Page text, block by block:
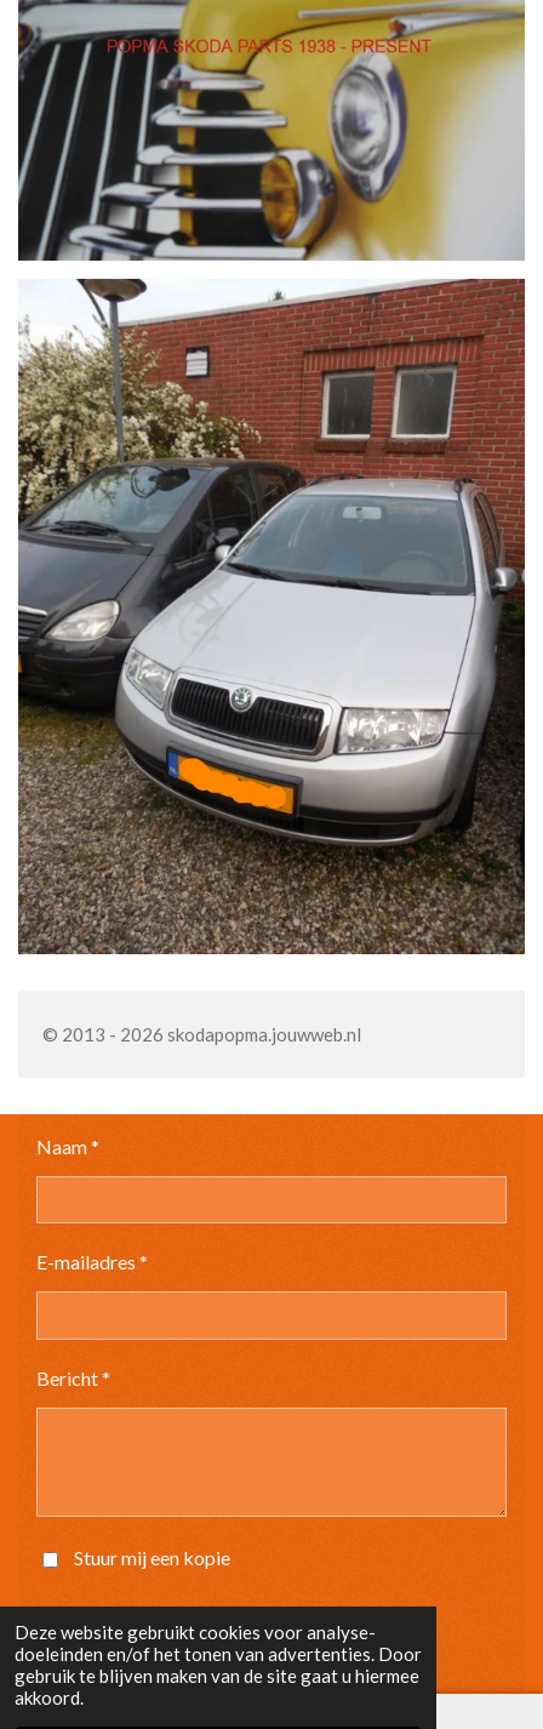
Deze website gebruikt cookies voor analyse-
doeleinden en/of het tonen van advertenties. Door
gebruik te blijven maken van de site gaat u hiermee
akkoord.
© 2013 - 2026 skodapopma.jouwweb.nl
Naam *
E-mailadres *
Bericht *
Stuur mij een kopie
Verzenden